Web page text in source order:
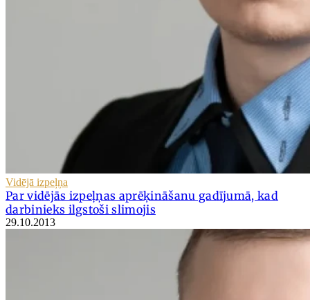
Vidējā izpeļņa
Par vidējās izpeļņas aprēķināšanu gadījumā, kad
darbinieks ilgstoši slimojis
29.10.2013